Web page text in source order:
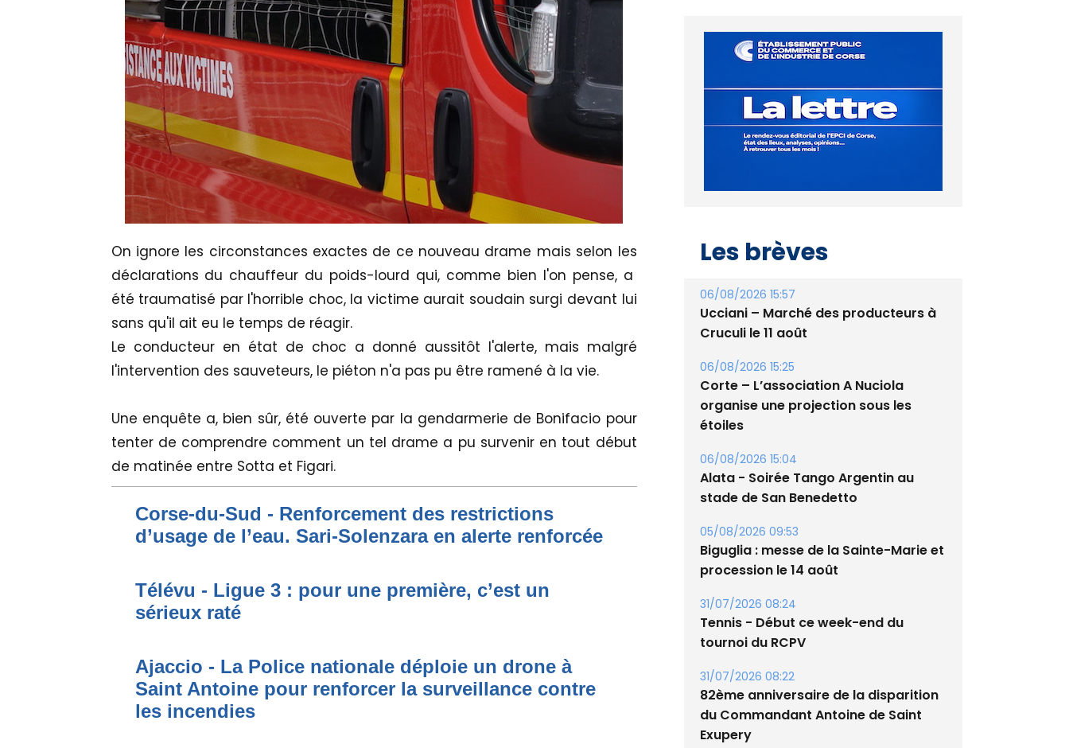
On ignore les circonstances exactes de ce nouveau drame mais selon les
déclarations du chauffeur du poids-lourd qui, comme bien l'on pense, a
été traumatisé par l'horrible choc, la victime aurait soudain surgi devant lui
sans qu'il ait eu le temps de réagir.
Le conducteur en état de choc a donné aussitôt l'alerte, mais malgré
l'intervention des sauveteurs, le piéton n'a pas pu être ramené à la vie.
Une enquête a, bien sûr, été ouverte par la gendarmerie de Bonifacio pour
tenter de comprendre comment un tel drame a pu survenir en tout début
de matinée entre Sotta et Figari.
Corse-du-Sud - Renforcement des restrictions
d’usage de l’eau. Sari-Solenzara en alerte renforcée
Télévu - Ligue 3 : pour une première, c’est un
sérieux raté
Ajaccio - La Police nationale déploie un drone à
Saint Antoine pour renforcer la surveillance contre
les incendies
Les brèves
06/08/2026 15:57
Ucciani – Marché des producteurs à
Cruculi le 11 août
06/08/2026 15:25
Corte – L’association A Nuciola
organise une projection sous les
étoiles
06/08/2026 15:04
Alata - Soirée Tango Argentin au
stade de San Benedetto
05/08/2026 09:53
Biguglia : messe de la Sainte-Marie et
procession le 14 août
31/07/2026 08:24
Tennis - Début ce week-end du
tournoi du RCPV
31/07/2026 08:22
82ème anniversaire de la disparition
du Commandant Antoine de Saint
Exupery